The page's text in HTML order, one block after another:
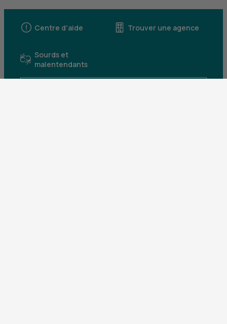
Centre d'aide Trouver une agence
Sourds et
malentendants